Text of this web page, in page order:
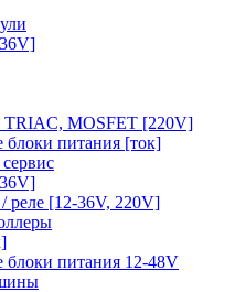
MOSFET [220V]
питания [ток]
реле [12-36V, 220V]
питания 12-48V